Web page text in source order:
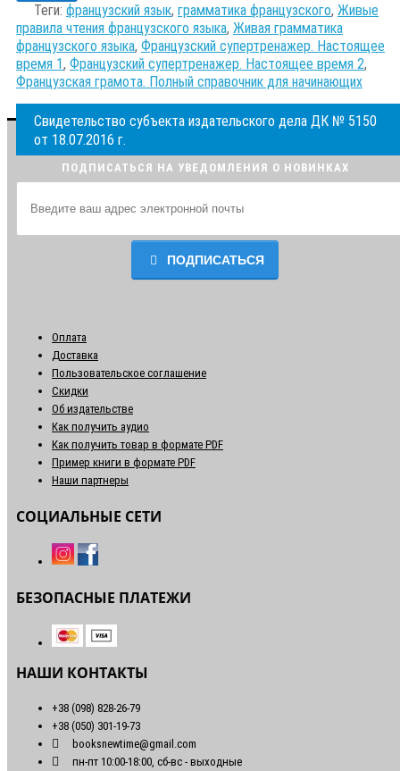
Теги: французский язык, грамматика французского, Живые
правила чтения французского языка, Живая грамматика
французского языка, Французский супертренажер. Настоящее
время 1, Французский супертренажер. Настоящее время 2,
Французская грамота. Полный справочник для начинающих
Свидетельство субъекта издательского дела ДК № 5150
от 18.07.2016 г.
ПОДПИСАТЬСЯ НА УВЕДОМЛЕНИЯ О НОВИНКАХ
ПОДПИСАТЬСЯ
Оплата
Доставка
Пользовательское соглашение
Скидки
Об издательстве
Как получить аудио
Как получить товар в формате PDF
Пример книги в формате PDF
Наши партнеры
СОЦИАЛЬНЫЕ СЕТИ
БЕЗОПАСНЫЕ ПЛАТЕЖИ
НАШИ КОНТАКТЫ
+38 (098) 828-26-79
+38 (050) 301-19-73
booksnewtime@gmail.com
пн-пт 10:00-18:00, сб-вс - выходные